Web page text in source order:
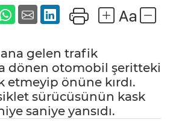
gelen trafik
dönen otomobil şeritteki
önüne kırdı.
sürücüsünün kask
saniye yansıdı.